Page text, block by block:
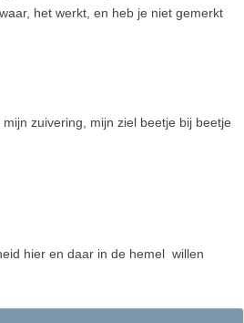
het werkt, en heb je niet gemerkt
zuivering, mijn ziel beetje bij beetje
hier en daar in de hemel willen